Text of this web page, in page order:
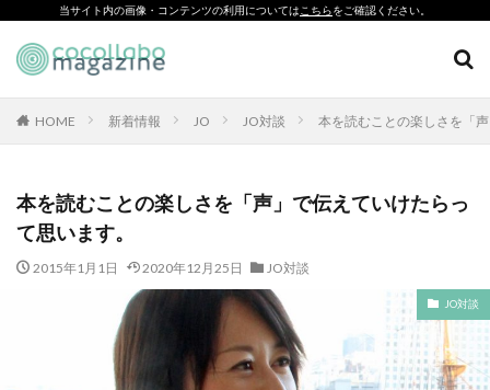
当サイト内の画像・コンテンツの利用については こちらをご確認ください。
HOME 新着情報 JO JO対談 本を読むことの楽しさを「
本を読むことの楽しさを「声」で伝えていけたらっ
て思います。
2015年1月1日 2020年12月25日 JO対談
JO対談
CSR SDGs 環境印刷
「とことこふわり」
「ヘルシーな関係」を親子で学べる絵本を作って、暴力のない
未来へ！
「白楽・六角橋のどこコレ？展」